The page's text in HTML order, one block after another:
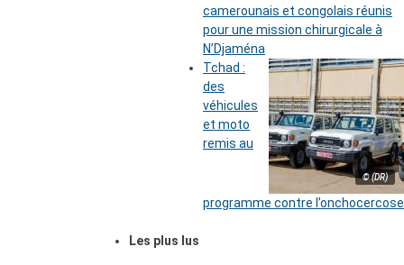
camerounais et congolais réunis
pour une mission chirurgicale à
N’Djaména
© (DR)
Tchad :
des
véhicules
et moto
remis au
programme contre l’onchocercose
Les plus lus